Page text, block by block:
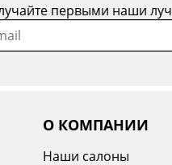
первыми наши
О КОМПАНИИ
Наши салоны